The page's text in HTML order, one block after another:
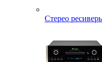
Стерео